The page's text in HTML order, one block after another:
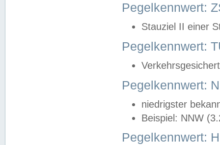
Pegelkennwert:
Stauziel II einer
Pegelkennwert:
Pegelkennwert:
niedrigster
Beispiel: NNW
Pegelkennwert: